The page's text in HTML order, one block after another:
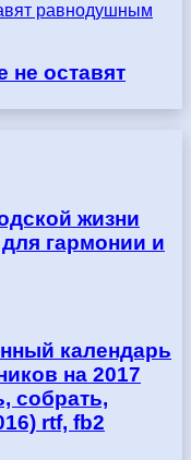
равнодушным
не оставят
жизни
гармонии и
календарь
на 2017
собрать,
rtf, fb2